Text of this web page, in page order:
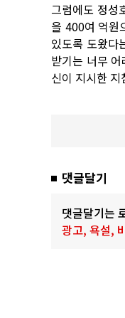
그럼에도 정성
을 400여 억원
있도록 도왔다
받기는 너무
신이 지시한
댓글달기
댓글달기는
광고, 욕설,